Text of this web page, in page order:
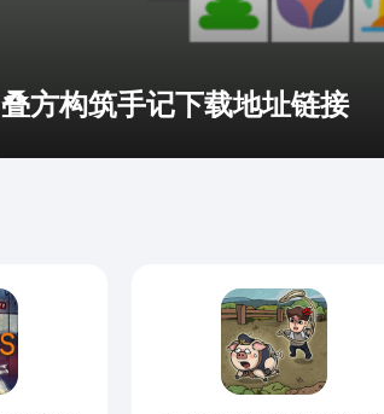
叠方构筑手记下载地址链接